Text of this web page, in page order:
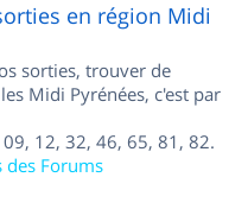
en région Midi
sorties, trouver de
Midi Pyrénées, c'est par
12, 32, 46, 65, 81, 82.
des Forums